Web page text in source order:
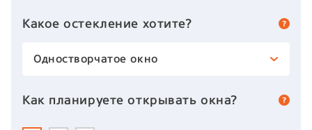
Какое остекление хотите?
Одностворчатое окно
Как планируете открывать окна?